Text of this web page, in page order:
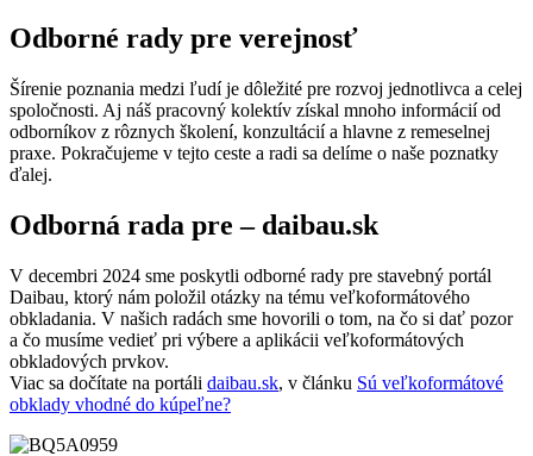
Odborné rady pre verejnosť
Šírenie poznania medzi ľudí je dôležité pre rozvoj jednotlivca a celej
spoločnosti. Aj náš pracovný kolektív získal mnoho informácií od
odborníkov z rôznych školení, konzultácií a hlavne z remeselnej
praxe. Pokračujeme v tejto ceste a radi sa delíme o naše poznatky
ďalej.
Odborná rada pre – daibau.sk
V decembri 2024 sme poskytli odborné rady pre stavebný portál
Daibau, ktorý nám položil otázky na tému veľkoformátového
obkladania. V našich radách sme hovorili o tom, na čo si dať pozor
a čo musíme vedieť pri výbere a aplikácii veľkoformátových
obkladových prvkov.
Viac sa dočítate na portáli daibau.sk, v článku Sú veľkoformátové
obklady vhodné do kúpeľne?